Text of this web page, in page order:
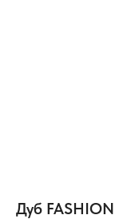
Дуб FASHION